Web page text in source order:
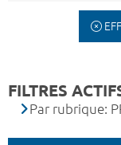
FILTRES
Par rubrique: